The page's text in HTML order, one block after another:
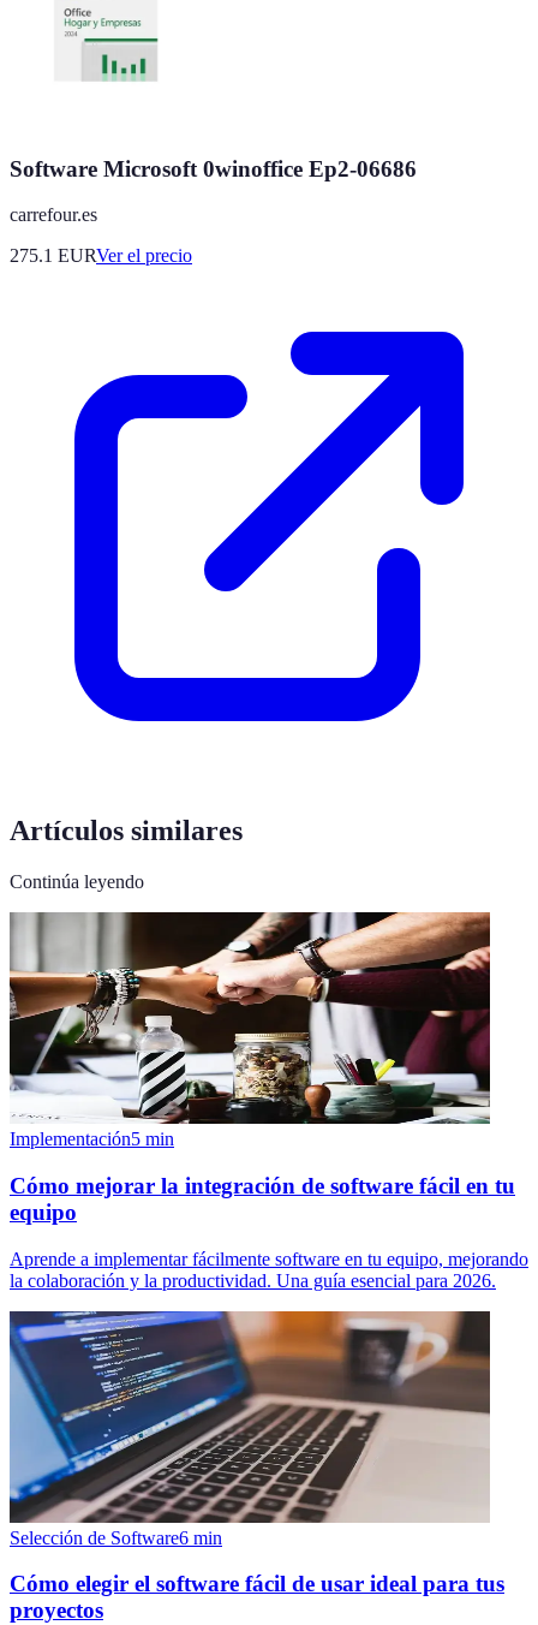
Software Microsoft 0winoffice Ep2-06686
carrefour.es
275.1 EURVer el precio
Artículos similares
Continúa leyendo
Implementación5 min
Cómo mejorar la integración de software fácil en tu
equipo
Aprende a implementar fácilmente software en tu equipo, mejorando
la colaboración y la productividad. Una guía esencial para 2026.
Selección de Software6 min
Cómo elegir el software fácil de usar ideal para tus
proyectos